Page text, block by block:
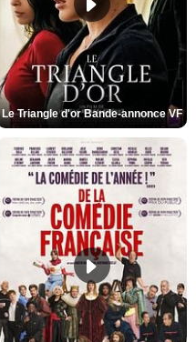
Le Triangle d'or Bande-annonce VF